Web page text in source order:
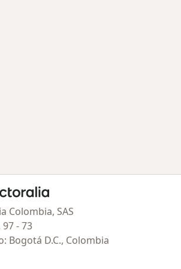
de inicio
Colombia, SAS
97 - 73
Bogotá D.C., Colombia